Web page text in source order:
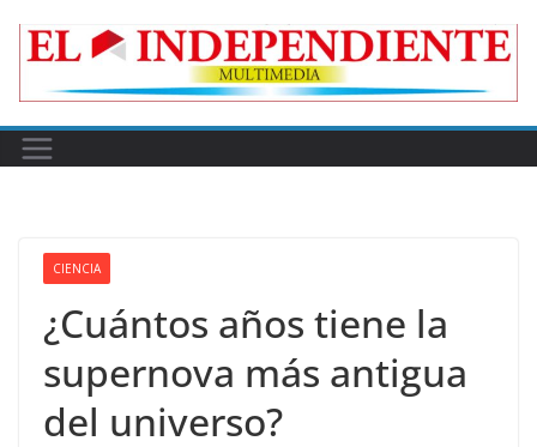
CIENCIA
¿Cuántos años tiene la
supernova más antigua
del universo?